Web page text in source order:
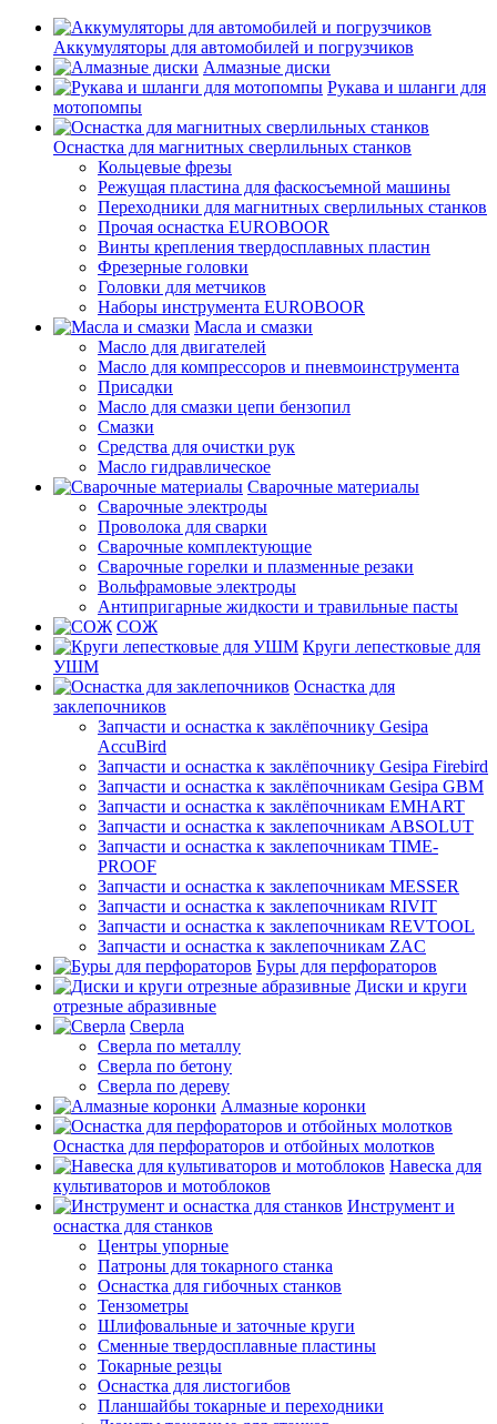
Аккумуляторы для автомобилей и погрузчиков
Алмазные диски
Рукава и шланги для
мотопомпы
Оснастка для магнитных сверлильных станков
Кольцевые фрезы
Режущая пластина для фаскосъемной машины
Переходники для магнитных сверлильных станков
Прочая оснастка EUROBOOR
Винты крепления твердосплавных пластин
Фрезерные головки
Головки для метчиков
Наборы инструмента EUROBOOR
Масла и смазки
Масло для двигателей
Масло для компрессоров и пневмоинструмента
Присадки
Масло для смазки цепи бензопил
Смазки
Средства для очистки рук
Масло гидравлическое
Сварочные материалы
Сварочные электроды
Проволока для сварки
Сварочные комплектующие
Сварочные горелки и плазменные резаки
Вольфрамовые электроды
Антипригарные жидкости и травильные пасты
СОЖ
Круги лепестковые для
УШМ
Оснастка для
заклепочников
Запчасти и оснастка к заклёпочнику Gesipa
AccuBird
Запчасти и оснастка к заклёпочнику Gesipa Firebird
Запчасти и оснастка к заклёпочникам Gesipa GBM
Запчасти и оснастка к заклёпочникам EMHART
Запчасти и оснастка к заклепочникам ABSOLUT
Запчасти и оснастка к заклепочникам TIME-
PROOF
Запчасти и оснастка к заклепочникам MESSER
Запчасти и оснастка к заклепочникам RIVIT
Запчасти и оснастка к заклепочникам REVTOOL
Запчасти и оснастка к заклепочникам ZAC
Буры для перфораторов
Диски и круги
отрезные абразивные
Сверла
Сверла по металлу
Сверла по бетону
Сверла по дереву
Алмазные коронки
Оснастка для перфораторов и отбойных молотков
Навеска для
культиваторов и мотоблоков
Инструмент и
оснастка для станков
Центры упорные
Патроны для токарного станка
Оснастка для гибочных станков
Тензометры
Шлифовальные и заточные круги
Сменные твердосплавные пластины
Токарные резцы
Оснастка для листогибов
Планшайбы токарные и переходники